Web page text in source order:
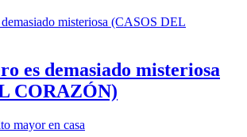
es demasiado misteriosa
CORAZÓN)